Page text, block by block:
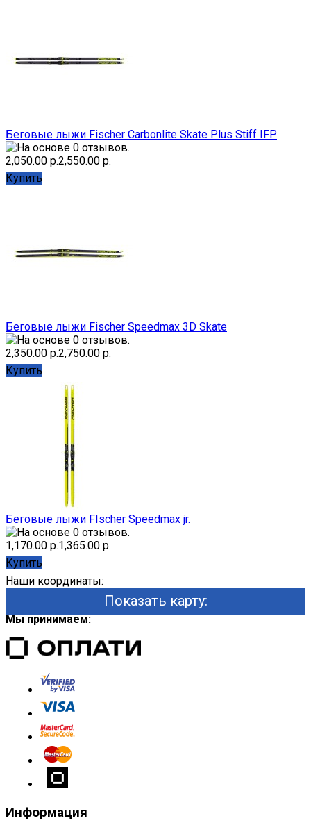
Беговые лыжи Fischer Carbonlite Skate Plus Stiff IFP
2,050.00 р.2,550.00 р.
Купить
Беговые лыжи Fischer Speedmax 3D Skate
2,350.00 р.2,750.00 р.
Купить
Беговые лыжи FIscher Speedmax jr.
1,170.00 р.1,365.00 р.
Купить
Наши координаты:
Показать карту:
Мы принимаем:
Информация